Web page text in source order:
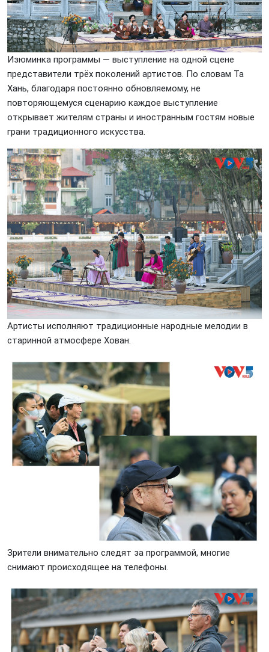
Изюминка программы — выступление на одной сцене
представители трёх поколений артистов. По словам Та
Хань, благодаря постоянно обновляемому, не
повторяющемуся сценарию каждое выступление
открывает жителям страны и иностранным гостям новые
грани традиционного искусства.
Артисты исполняют традиционные народные мелодии в
старинной атмосфере Хован.
Зрители внимательно следят за программой, многие
снимают происходящее на телефоны.